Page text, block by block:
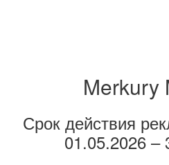
Merkury
Срок действия
01.05.2026 –